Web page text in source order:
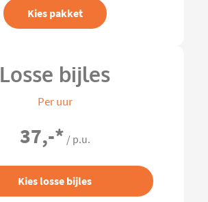
Kies pakket
Losse bijles
Per uur
37,-* / p.u.
Kies losse bijles